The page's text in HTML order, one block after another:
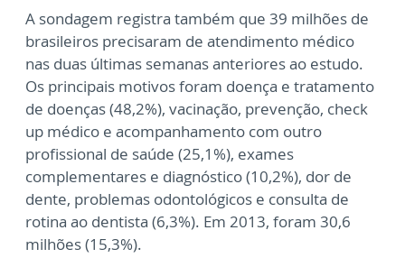
A sondagem registra também que 39 milhões de
brasileiros precisaram de atendimento médico
nas duas últimas semanas anteriores ao estudo.
Os principais motivos foram doença e tratamento
de doenças (48,2%), vacinação, prevenção, check
up médico e acompanhamento com outro
profissional de saúde (25,1%), exames
complementares e diagnóstico (10,2%), dor de
dente, problemas odontológicos e consulta de
rotina ao dentista (6,3%). Em 2013, foram 30,6
milhões (15,3%).